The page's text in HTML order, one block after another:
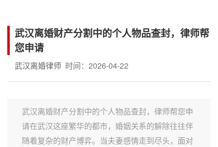
武汉离婚财产分割中的个人物品查封，律师帮
您申请
武汉离婚律师 时间：2026-04-22
武汉离婚财产分割中的个人物品查封，律师帮您申
请在武汉这座繁华的都市，婚姻关系的解除往往伴
随着复杂的财产博弈。当夫妻感情走到尽头，面对